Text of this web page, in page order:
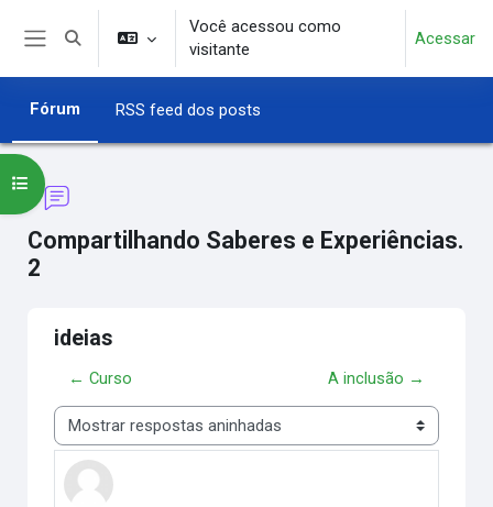
Ir para o conteúdo principal
Alternar entrada de pesquisa
Você acessou como
visitante
Acessar
Fórum RSS feed dos posts
Compartilhando Saberes e Experiências.
2
Abrir índice do curso
ideias
← Curso A inclusão →
Modo de visualização